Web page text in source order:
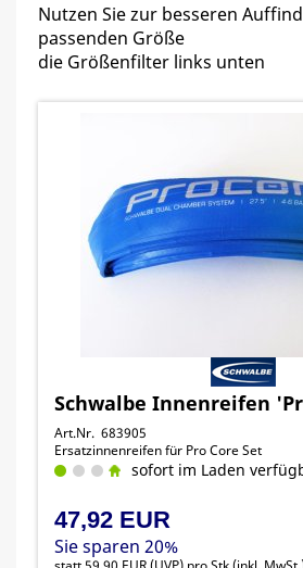
Nutzen Sie zur besseren
passenden Größe
die Größenfilter links unten
Schwalbe Innenreifen
Art.Nr. 683905
Ersatzinnenreifen für Pro Core Set
sofort im Laden
47,92 EUR
Sie sparen 20%